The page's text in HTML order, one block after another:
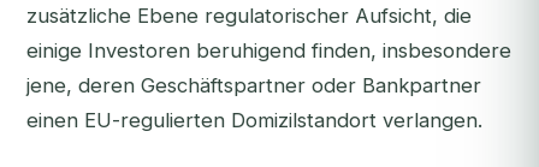
zusätzliche Ebene regulatorischer Aufsicht, die
einige Investoren beruhigend finden, insbesondere
jene, deren Geschäftspartner oder Bankpartner
einen EU-regulierten Domizilstandort verlangen.